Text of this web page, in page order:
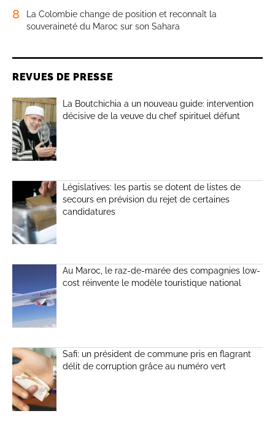
8
La Colombie change de position et reconnaît la
souveraineté du Maroc sur son Sahara
REVUES DE PRESSE
La Boutchichia a un nouveau guide: intervention
décisive de la veuve du chef spirituel défunt
Législatives: les partis se dotent de listes de
secours en prévision du rejet de certaines
candidatures
Au Maroc, le raz-de-marée des compagnies low-
cost réinvente le modèle touristique national
Safi: un président de commune pris en flagrant
délit de corruption grâce au numéro vert